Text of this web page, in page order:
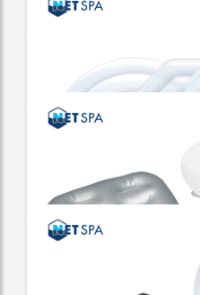
PUNTO DE
¡Para un spa